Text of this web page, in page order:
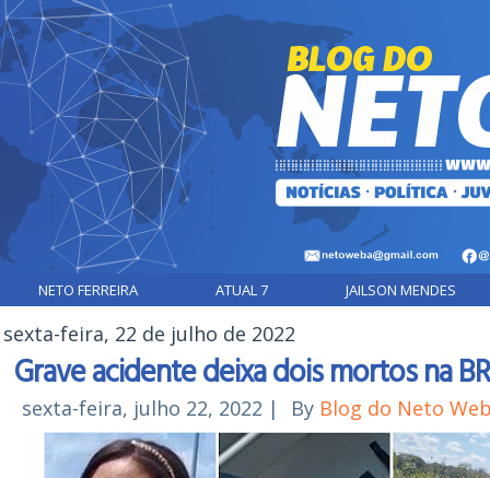
NETO FERREIRA ATUAL 7 JAILSON MENDES
sexta-feira, 22 de julho de 2022
Grave acidente deixa dois mortos na
sexta-feira, julho 22, 2022 | By Blog do Neto